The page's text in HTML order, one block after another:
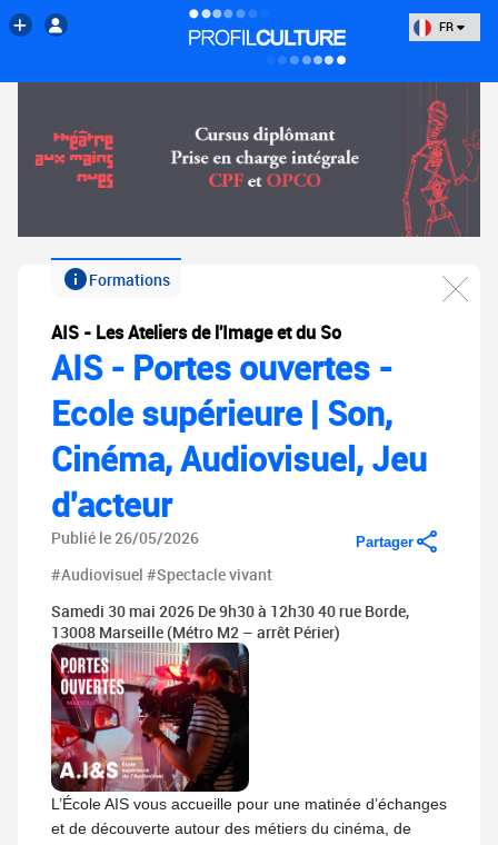
FR
Formations
AIS - Les Ateliers de l'Image et du So
AIS - Portes ouvertes -
Ecole supérieure | Son,
Cinéma, Audiovisuel, Jeu
d'acteur
Publié le 26/05/2026
#Audiovisuel #Spectacle vivant
Partager
Samedi 30 mai 2026 De 9h30 à 12h30 40 rue Borde,
13008 Marseille (Métro M2 – arrêt Périer)
L’École AIS vous accueille pour une matinée d’échanges
et de découverte autour des métiers du cinéma, de